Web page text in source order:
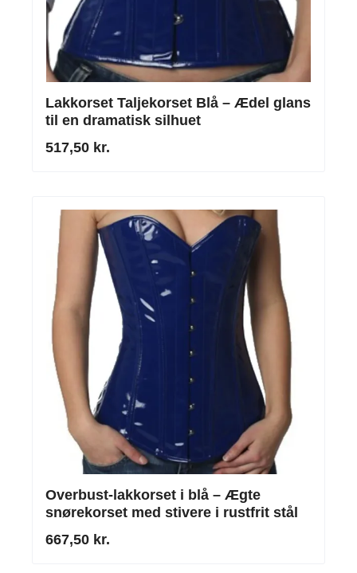
Lakkorset Taljekorset Blå – Ædel glans
til en dramatisk silhuet
517,50 kr.
Overbust-lakkorset i blå – Ægte
snørekorset med stivere i rustfrit stål
667,50 kr.